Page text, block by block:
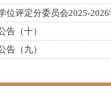
位评定分委员会2025-
告（十）
告（九）